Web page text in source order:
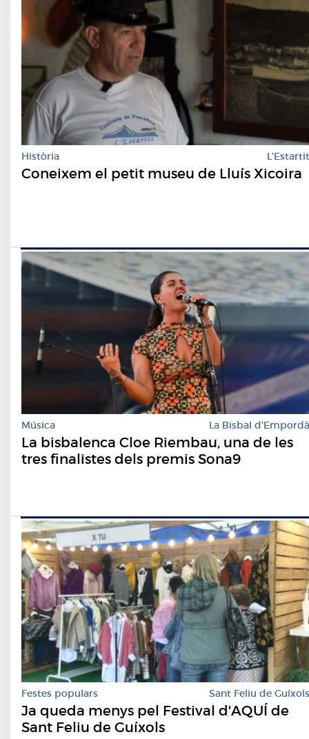
Història L'Estartit
Coneixem el petit museu de Lluís Xicoira
Música La Bisbal d'Empordà
La bisbalenca Cloe Riembau, una de les
tres finalistes dels premis Sona9
Festes populars Sant Feliu de Guíxols
Ja queda menys pel Festival d'AQUÍ de
Sant Feliu de Guíxols